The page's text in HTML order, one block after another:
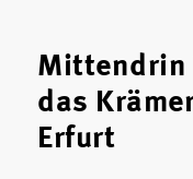
Mittendrin
das
Erfurt